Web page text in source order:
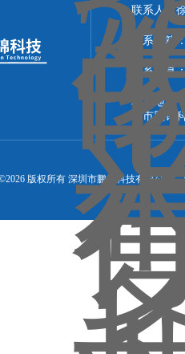
联系人：
联系邮箱
联系传真
联系地址
圳市鹏锦
版权所有 深圳市鹏锦科技有限公司